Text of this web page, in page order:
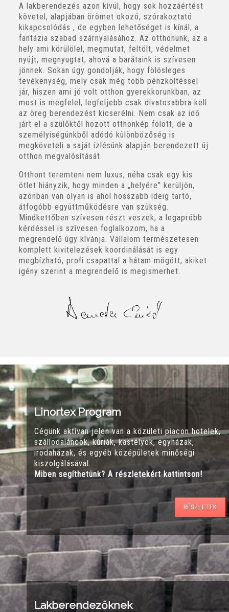
A lakberendezés azon kívül, hogy sok hozzáértést
követel, alapjában örömet okozó, szórakoztató
kikapcsolódás , de egyben lehetőséget is kínál, a
fantázia szabad szárnyalásához. Az otthonunk, az a
hely ami körülölel, megmutat, feltölt, védelmet
nyújt, megnyugtat, ahová a barátaink is szívesen
jönnek. Sokan úgy gondolják, hogy fölösleges
tevékenység, mely csak még több pénzköltéssel
jár, hiszen ami jó volt otthon gyerekkorunkban, az
most is megfelel, legfeljebb csak divatosabbra kell
az öreg berendezést kicserélni. Nem csak az idő
járt el a szülőktől hozott otthonkép fölött, de a
személyiségünkből adódó különbözőség is
megköveteli a saját ízlésünk alapján berendezett új
otthon megvalósítását.
Otthont teremteni nem luxus, néha csak egy kis
ötlet hiányzik, hogy minden a „helyére” kerüljön,
azonban van olyan is ahol hosszabb ideig tartó,
átfogóbb együttműködésre van szükség.
Mindkettőben szívesen részt veszek, a legapróbb
kérdéssel is szívesen foglalkozom, ha a
megrendelő úgy kívánja. Vállalom természetesen
komplett kivitelezések koordinálását is egy
megbízható, profi csapattal a hátam mögött, akiket
igény szerint a megrendelő is megismerhet.
Linortex Program
Cégünk aktívan jelen van a közületi piacon hotelek,
szállodaláncok, kúriák, kastélyok, egyházak,
irodaházak, és egyéb középületek minőségi
kiszolgálásával.
Miben segíthetünk? A részletekért kattintson!
RÉSZLETEK
Lakberendezőknek